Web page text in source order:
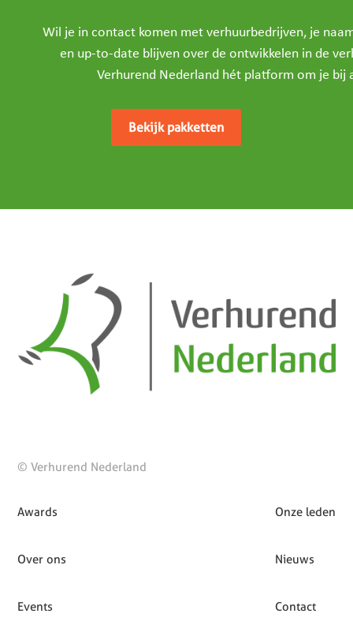
Wil je in contact komen met verhuurbedrijven, je
en up-to-date blijven over de ontwikkelen in de
Verhurend Nederland hét platform om je bij
Bekijk pakketten
© Verhurend Nederland
Awards
Over ons
Events
Onze leden
Nieuws
Contact